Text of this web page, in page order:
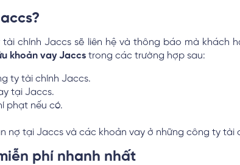
chính Jaccs sẽ liên hệ và thông báo mà khách
khoản vay Jaccs trong các trường hợp sau:
ty tài chính Jaccs.
tại Jaccs.
phạt nếu có.
nợ tại Jaccs và các khoản vay ở những công ty tài
phí nhanh nhất